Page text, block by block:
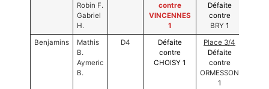
Les équipes
Vie du club
Robin F.
Gabriel
H.
contre
VINCENNES
1
Défaite
contre
BRY 1
Benjamins
Mathis
B.
Aymeric
B.
D4
Défaite
contre
CHOISY 1
Place 3/4
Défaite
contre
ORMESSON
1